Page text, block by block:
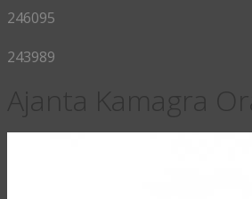
246095
243989